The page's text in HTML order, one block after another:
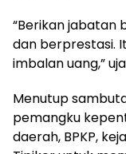
“Berikan jabatan
dan berprestasi.
imbalan uang,”
Menutup
pemangku
daerah, BPKP,